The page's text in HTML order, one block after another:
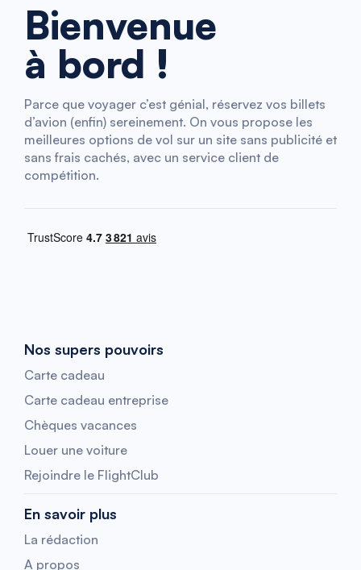
Bienvenue
à bord !
Parce que voyager c’est génial, réservez vos billets
d’avion (enfin) sereinement. On vous propose les
meilleures options de vol sur un site sans publicité et
sans frais cachés, avec un service client de
compétition.
Nos supers pouvoirs
Carte cadeau
Carte cadeau entreprise
Chèques vacances
Louer une voiture
Rejoindre le FlightClub
En savoir plus
La rédaction
A propos